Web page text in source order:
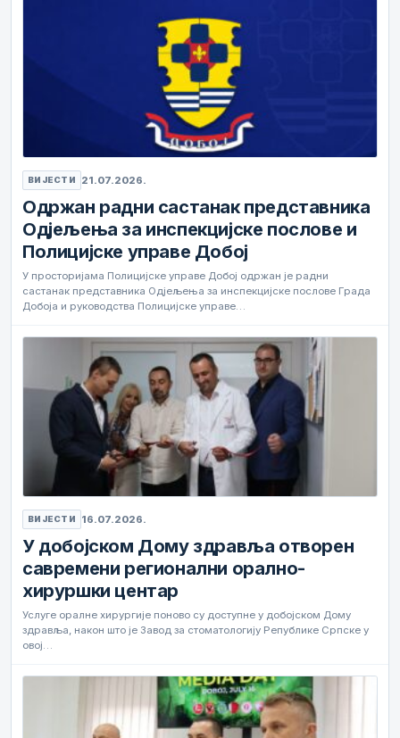
ВИЈЕСТИ 21.07.2026.
Одржан радни састанак представника
Одјељења за инспекцијске послове и
Полицијске управе Добој
У просторијама Полицијске управе Добој одржан је радни
састанак представника Одјељења за инспекцијске послове Града
Добоја и руководства Полицијске управе…
ВИЈЕСТИ 16.07.2026.
У добојском Дому здравља отворен
савремени регионални орално-
хируршки центар
Услуге оралне хирургије поново су доступне у добојском Дому
здравља, након што је Завод за стоматологију Републике Српске у
овој…